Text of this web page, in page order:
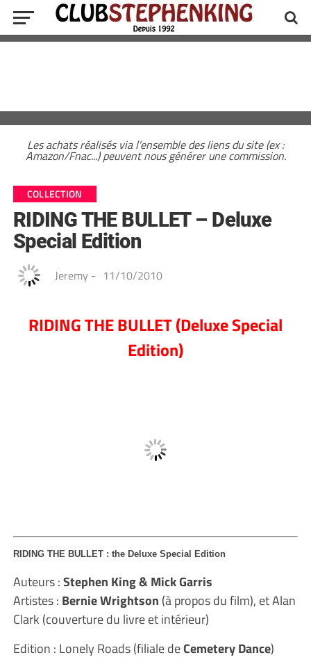
Les achats réalisés via l'ensemble des liens du site (ex :
Amazon/Fnac...) peuvent nous générer une commission.
COLLECTION
RIDING THE BULLET – Deluxe
Special Edition
Jeremy - 11/10/2010
RIDING THE BULLET (Deluxe Special
Edition)
RIDING THE BULLET : the Deluxe Special Edition
Auteurs :Stephen King & Mick Garris
Artistes : Bernie Wrightson (à propos du film), et Alan
Clark (couverture du livre et intérieur)
Edition : Lonely Roads (filiale deCemetery Dance)